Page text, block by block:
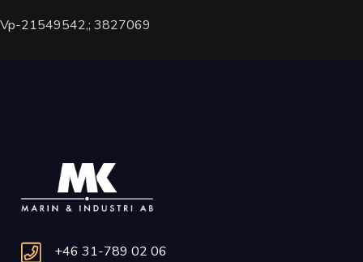
Vp-21549542,; 3827069
+46 31-789 02 06